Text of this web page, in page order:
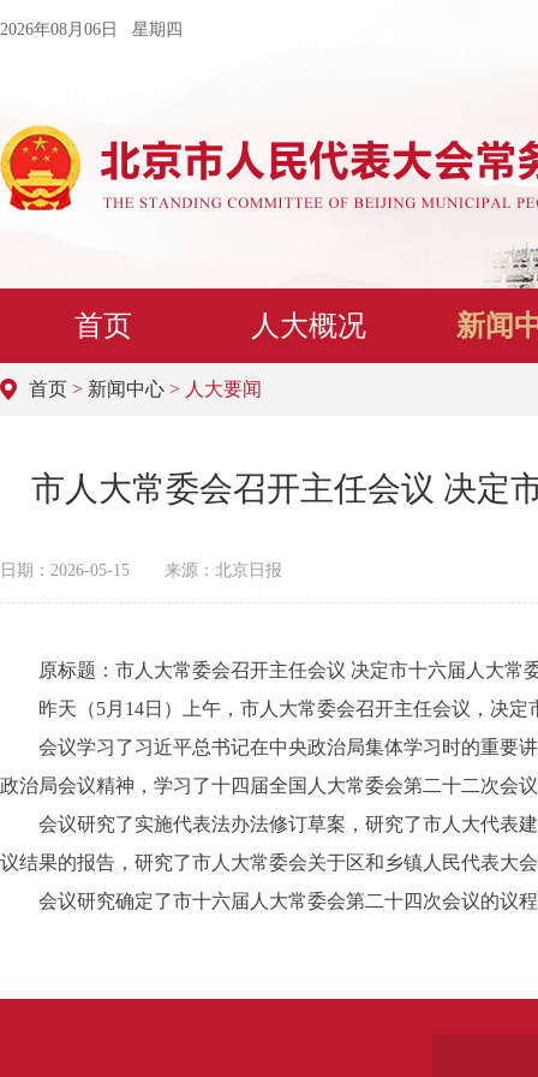
2026年08月06日 星期四
首页 人大概况 新闻
首页 > 新闻中心 > 人大要闻
市人大常委会召开主任会议 决定
日期：2026-05-15 来源：北京日报
原标题：市人大常委会召开主任会议 决定市十六届人大常
昨天（5月14日）上午，市人大常委会召开主任会议，决定
会议学习了习近平总书记在中央政治局集体学习时的重要讲
政治局会议精神，学习了十四届全国人大常委会第二十二次会
会议研究了实施代表法办法修订草案，研究了市人大代表建
议结果的报告，研究了市人大常委会关于区和乡镇人民代表大
会议研究确定了市十六届人大常委会第二十四次会议的议程